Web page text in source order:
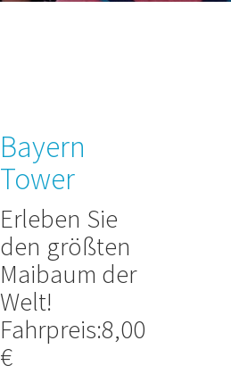
Bayern
Tower
Erleben Sie
den größten
Maibaum der
Welt!
Fahrpreis:8,00
€